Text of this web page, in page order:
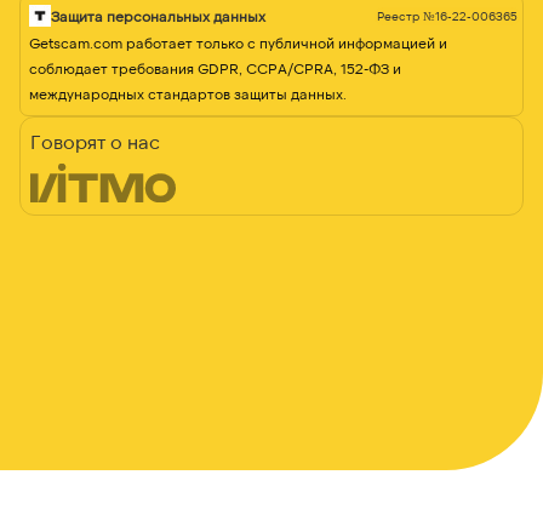
Защита персональных данных Реестр №16-22-006365
Getscam.com работает только с публичной информацией и
соблюдает требования GDPR, CCPA/CPRA, 152-ФЗ и
международных стандартов защиты данных.
Говорят о нас